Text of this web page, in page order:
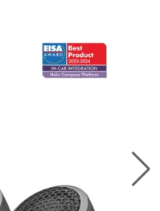
kan intressera